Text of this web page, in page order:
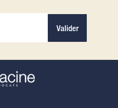
Valider